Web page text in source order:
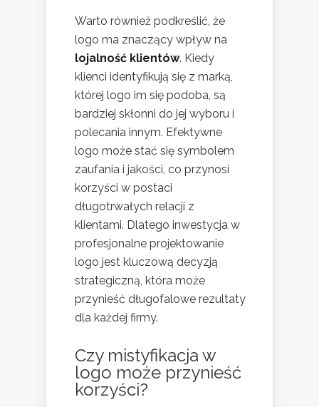
Warto również podkreślić, że
logo ma znaczący wpływ na
lojalność klientów. Kiedy
klienci identyfikują się z marką,
której logo im się podoba, są
bardziej skłonni do jej wyboru i
polecania innym. Efektywne
logo może stać się symbolem
zaufania i jakości, co przynosi
korzyści w postaci
długotrwałych relacji z
klientami. Dlatego inwestycja w
profesjonalne projektowanie
logo jest kluczową decyzją
strategiczną, która może
przynieść długofalowe rezultaty
dla każdej firmy.
Czy mistyfikacja w
logo może przynieść
korzyści?